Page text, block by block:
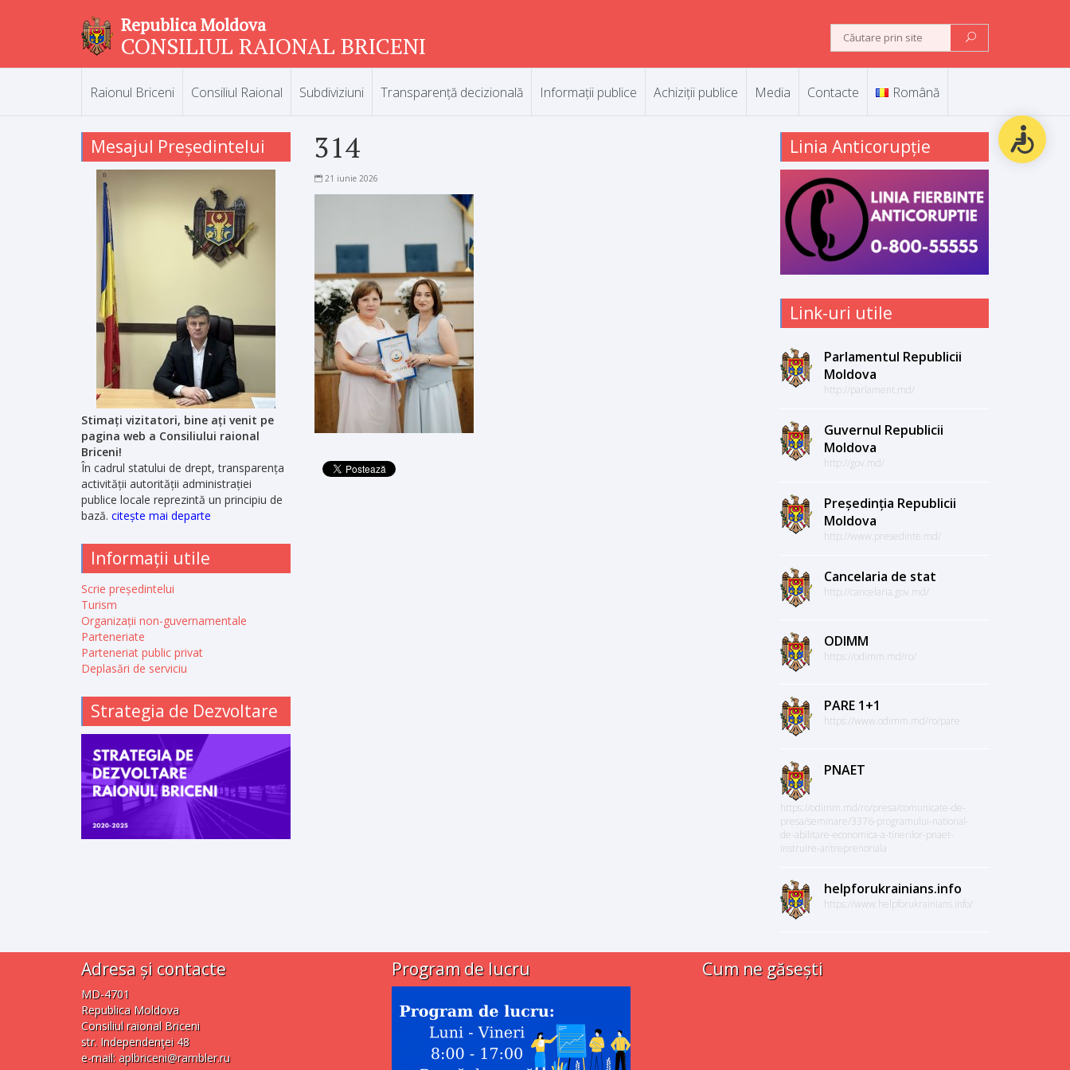
Republica Moldova
CONSILIUL RAIONAL BRICENI
Raionul Briceni Consiliul Raional Subdiviziuni Transparență decizională Informații publice Achiziții publice Media Contacte Română
Mesajul Președintelui
Stimați vizitatori, bine ați venit pe
pagina web a Consiliului raional
Briceni!
În cadrul statului de drept, transparența
activității autorității administrației
publice locale reprezintă un principiu de
bază. citește mai departe
Informații utile
Scrie președintelui
Turism
Organizații non-guvernamentale
Parteneriate
Parteneriat public privat
Deplasări de serviciu
Strategia de Dezvoltare
314
21 iunie 2026
Linia Anticorupție
Link-uri utile
Parlamentul Republicii
Moldova
http://parlament.md/
Guvernul Republicii
Moldova
http://gov.md/
Președinția Republicii
Moldova
http://www.presedinte.md/
Cancelaria de stat
http://cancelaria.gov.md/
ODIMM
https://odimm.md/ro/
PARE 1+1
https://www.odimm.md/ro/pare
PNAET
https://odimm.md/ro/presa/comunicate-de-
presa/seminare/3376-programului-national-
de-abilitare-economica-a-tinerilor-pnaet-
instruire-antreprenoriala
helpforukrainians.info
https://www.helpforukrainians.info/
Adresa și contacte
MD-4701
Republica Moldova
Consiliul raional Briceni
str. Independenţei 48
e-mail: aplbriceni@rambler.ru
Program de lucru Cum ne găsești